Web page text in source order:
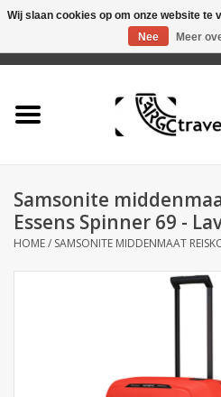
Tas
Rugtas
Samsonite
Essens Spinner 69 -
HOME/ SAMSONITE MIDDENMAAT
Wij slaan cookies op om onze website te
Nee
Meer